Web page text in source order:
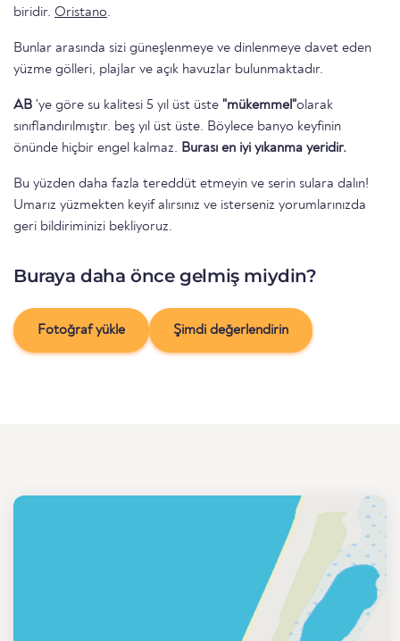
biridir. Oristano.
Bunlar arasında sizi güneşlenmeye ve dinlenmeye davet eden
yüzme gölleri, plajlar ve açık havuzlar bulunmaktadır.
AB 'ye göre su kalitesi 5 yıl üst üste "mükemmel"olarak
sınıflandırılmıştır. beş yıl üst üste. Böylece banyo keyfinin
önünde hiçbir engel kalmaz. Burası en iyi yıkanma yeridir.
Bu yüzden daha fazla tereddüt etmeyin ve serin sulara dalın!
Umarız yüzmekten keyif alırsınız ve isterseniz yorumlarınızda
geri bildiriminizi bekliyoruz.
Buraya daha önce gelmiş miydin?
Fotoğraf yükle Şimdi değerlendirin